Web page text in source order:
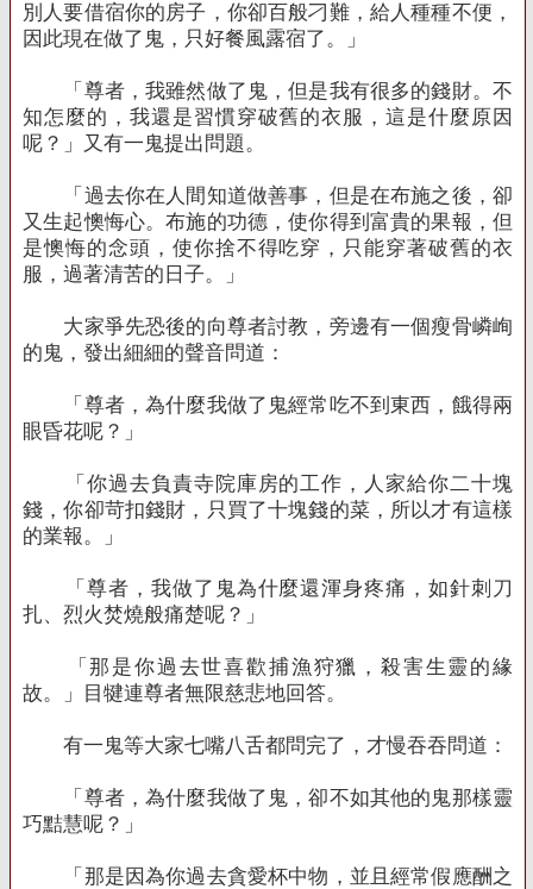
別人要借宿你的房子，你卻百般刁難，給人種種不便，
因此現在做了鬼，只好餐風露宿了。」
「尊者，我雖然做了鬼，但是我有很多的錢財。不
知怎麼的，我還是習慣穿破舊的衣服，這是什麼原因
呢？」又有一鬼提出問題。
「過去你在人間知道做善事，但是在布施之後，卻
又生起懊悔心。布施的功德，使你得到富貴的果報，但
是懊悔的念頭，使你捨不得吃穿，只能穿著破舊的衣
服，過著清苦的日子。」
大家爭先恐後的向尊者討教，旁邊有一個瘦骨嶙峋
的鬼，發出細細的聲音問道：
「尊者，為什麼我做了鬼經常吃不到東西，餓得兩
眼昏花呢？」
「你過去負責寺院庫房的工作，人家給你二十塊
錢，你卻苛扣錢財，只買了十塊錢的菜，所以才有這樣
的業報。」
「尊者，我做了鬼為什麼還渾身疼痛，如針刺刀
扎、烈火焚燒般痛楚呢？」
「那是你過去世喜歡捕漁狩獵，殺害生靈的緣
故。」目犍連尊者無限慈悲地回答。
有一鬼等大家七嘴八舌都問完了，才慢吞吞問道：
「尊者，為什麼我做了鬼，卻不如其他的鬼那樣靈
巧黠慧呢？」
「那是因為你過去貪愛杯中物，並且經常假應酬之